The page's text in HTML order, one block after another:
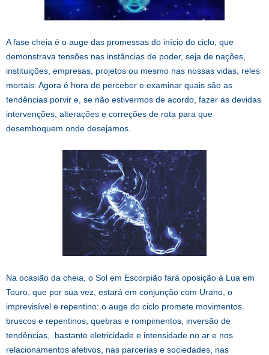
A fase cheia é o auge das promessas do início do ciclo, que
demonstrava tensões nas instâncias de poder, seja de nações,
instituições, empresas, projetos ou mesmo nas nossas vidas, reles
mortais. Agora é hora de perceber e examinar quais são as
tendências porvir e, se não estivermos de acordo, fazer as devidas
intervenções, alterações e correções de rota para que
desemboquem onde desejamos.
Na ocasião da cheia, o Sol em Escorpião fará oposição à Lua em
Touro, que por sua vez, estará em conjunção com Urano, o
imprevisível e repentino: o auge do ciclo promete movimentos
bruscos e repentinos, quebras e rompimentos, inversão de
tendências, bastante eletricidade e intensidade no ar e nos
relacionamentos afetivos, nas parcerias e sociedades, nas